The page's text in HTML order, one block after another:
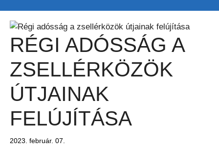
RÉGI ADÓSSÁG A
ZSELLÉRKÖZÖK
ÚTJAINAK
FELÚJÍTÁSA
2023. február. 07.